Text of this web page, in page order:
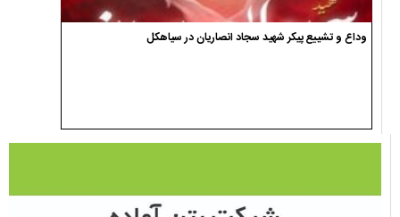
وداع و تشییع پیکر شهید سجاد انصاریان در سیاهکل